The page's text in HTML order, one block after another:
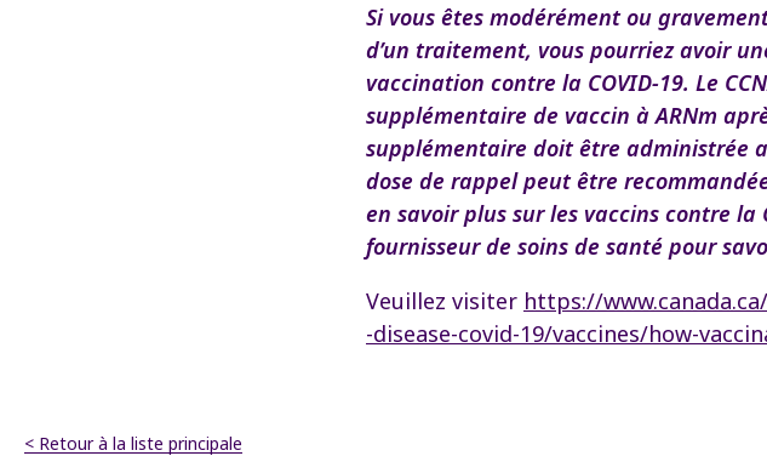
Si vous êtes modérément ou
d’un traitement, vous pourriez avoir
vaccination contre la COVID-19. Le
supplémentaire de vaccin à ARNm
supplémentaire doit être administrée
dose de rappel peut être
en savoir plus sur les vaccins contre la
fournisseur de soins de santé pour
Veuillez visiter https://
-disease-covid-19/vaccines/how-
< Retour à la liste principale